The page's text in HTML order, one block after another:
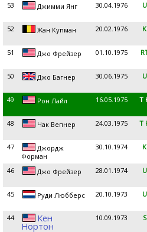
53 Джимми Янг 30.04.1976
52 Жан Купман 20.02.1976
51 Джо Фрейзер 01.10.1975
50 Джо Багнер 30.06.1975
49 Рон Лайл 16.05.1975 T
48 Чак Вепнер 24.03.1975 T
47
Джордж
Форман
30.10.1974
46 Джо Фрейзер 28.01.1974
45 Руди Любберс 20.10.1973
44 Кен
Нортон
10.09.1973